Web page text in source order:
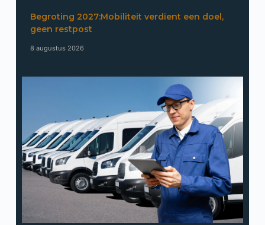
Begroting 2027:Mobiliteit verdient een doel,
geen restpost
8 augustus 2026